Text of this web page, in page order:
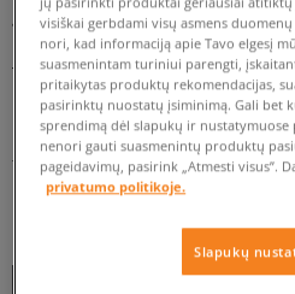
įdėklai.
Tačiau net jeigu sąmoningai
perkame batus, pavyzdžiui, iš
negalime būti tikri, kad gausime
faktoriuje yra populiariausių kedų
kedų tipo yra Nike Huarache.
klastotės? Turime keltą patarimų.
visiškai gerbdami visų asmens duomenų
nori, kad informaciją apie Tavo elgesį
suasmenintam turiniui parengti,
pritaikytas produktų rekomendacijas,
pasirinktų nuostatų įsiminimą. Gali bet
sprendimą dėl slapukų ir nustatymuose
nenori gauti suasmenintų produktų
pageidavimų, pasirink „Atmesti visus”.
privatumo politikoje.
Slapukų